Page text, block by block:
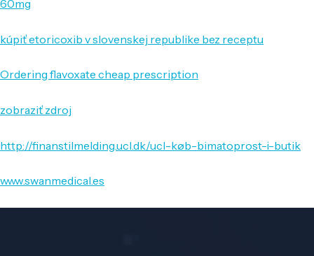
60mg
kúpiť etoricoxib v slovenskej republike bez receptu
Ordering flavoxate cheap prescription
zobraziť zdroj
http://finanstilmelding.ucl.dk/ucl-køb-bimatoprost-i-butik
www.swanmedical.es